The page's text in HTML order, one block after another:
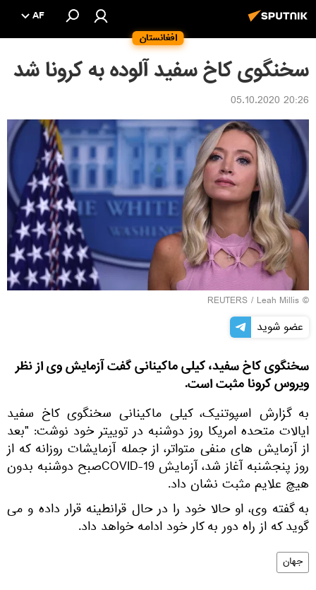
افغانستان
AF
سخنگوی کاخ سفید آلوده به کرونا شد
20:26 05.10.2020
©
REUTERS / Leah Millis
عضو شوید
سخنگوی کاخ سفید، کیلی ماکینانی گفت آزمایش وی از نظر
ویروس کرونا مثبت است.
به گزارش اسپوتنیک، کیلی ماکینانی سخنگوی کاخ سفید
ایالات متحده امریکا روز دوشنبه در توییتر خود نوشت: "بعد
از آزمایش های منفی متواتر، از جمله آزمایشات روزانه که از
روز پنجشنبه آغاز شد، آزمایش COVID-19صبح دوشنبه بدون
هیچ علایم مثبت نشان داد.
به گفته وی، او حالا خود را در حال قرانطینه قرار داده و می
گوید که از راه دور به کار خود ادامه خواهد داد.
جهان